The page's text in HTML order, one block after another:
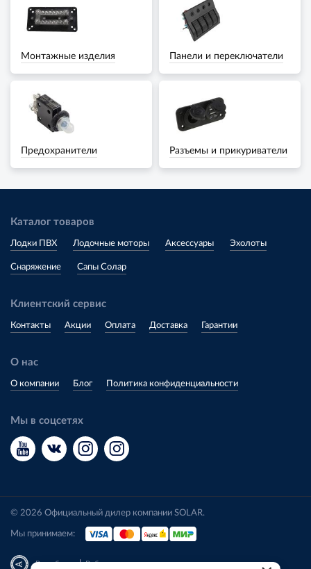
Монтажные изделия Панели и переключатели
Предохранители Разъемы и прикуриватели
Каталог товаров
Лодки ПВХ Лодочные моторы Аксессуары Эхолоты
Снаряжение Сапы Солар
Клиентский сервис
Контакты Акции Оплата Доставка Гарантии
О нас
О компании Блог Политика конфиденциальности
Мы в соцсетях
© 2026 Официальный дилер компании SOLAR.
Мы принимаем:
Разработка|Веб-аналитика